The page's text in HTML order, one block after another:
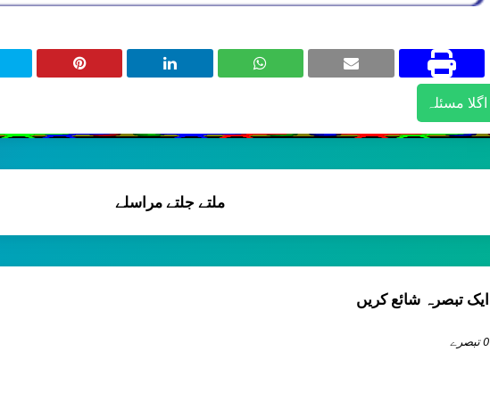
اگلا مسئلہ
ملتے جلتے مراسلے
ایک تبصرہ شائع کریں
0 تبصرے